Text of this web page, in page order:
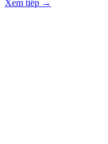
Xem tiếp →